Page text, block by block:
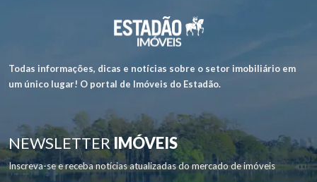
Todas informações, dicas e notícias sobre o setor imobiliário em
um único lugar! O portal de Imóveis do Estadão.
NEWSLETTERIMÓVEIS
Inscreva-se e receba notícias atualizadas do mercado de imóveis